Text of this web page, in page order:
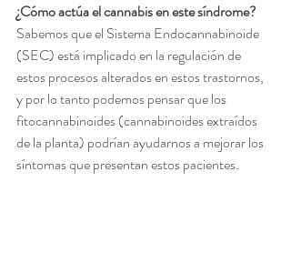
¿Cómo actúa el cannabis en este síndrome?
Sabemos que el Sistema Endocannabinoide
(SEC) está implicado en la regulación de
estos procesos alterados en estos trastornos,
y por lo tanto podemos pensar que los
fitocannabinoides (cannabinoides extraídos
de la planta) podrían ayudarnos a mejorar los
síntomas que presentan estos pacientes.